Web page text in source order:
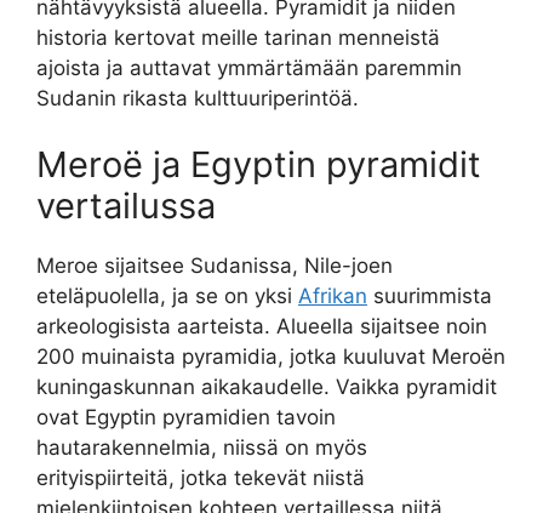
nähtävyyksistä alueella. Pyramidit ja niiden
historia kertovat meille tarinan menneistä
ajoista ja auttavat ymmärtämään paremmin
Sudanin rikasta kulttuuriperintöä.
Meroë ja Egyptin pyramidit
vertailussa
Meroe sijaitsee Sudanissa, Nile-joen
eteläpuolella, ja se on yksi Afrikan suurimmista
arkeologisista aarteista. Alueella sijaitsee noin
200 muinaista pyramidia, jotka kuuluvat Meroën
kuningaskunnan aikakaudelle. Vaikka pyramidit
ovat Egyptin pyramidien tavoin
hautarakennelmia, niissä on myös
erityispiirteitä, jotka tekevät niistä